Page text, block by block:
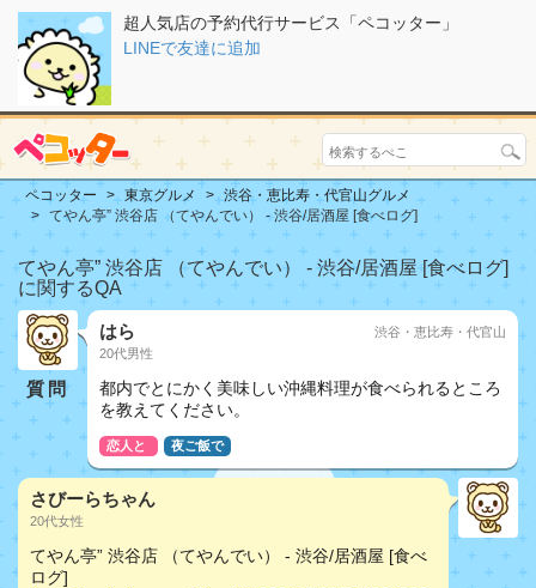
超人気店の予約代行サービス「ペコッター」
LINEで友達に追加
ペコッター 東京グルメ
渋谷・恵比寿・代官山グルメ
てやん亭” 渋谷店 （てやんでい） - 渋谷/居酒屋 [食べログ]
てやん亭” 渋谷店 （てやんでい） - 渋谷/居酒屋 [食べログ]
に関するQA
質問
はら
20代男性
渋谷・恵比寿・代官山
都内でとにかく美味しい沖縄料理が食べられるところ
を教えてください。
恋人と 夜ご飯で
さびーらちゃん
20代女性
てやん亭” 渋谷店 （てやんでい） - 渋谷/居酒屋 [食べ
ログ]